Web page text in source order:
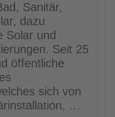
Sanitär,
dazu
Solar und
Seit 25
öffentliche
sich von
…